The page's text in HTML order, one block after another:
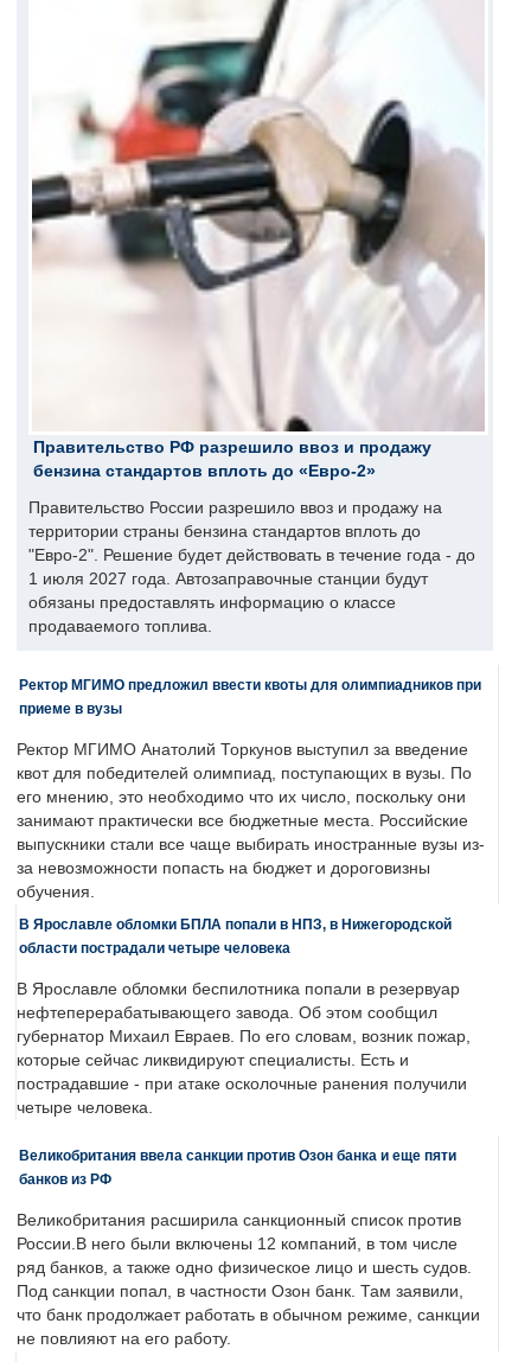
Правительство РФ разрешило ввоз и продажу
бензина стандартов вплоть до «Евро-2»
Правительство России разрешило ввоз и продажу на
территории страны бензина стандартов вплоть до
"Евро-2". Решение будет действовать в течение года - до
1 июля 2027 года. Автозаправочные станции будут
обязаны предоставлять информацию о классе
продаваемого топлива.
Ректор МГИМО предложил ввести квоты для олимпиадников при
приеме в вузы
Ректор МГИМО Анатолий Торкунов выступил за введение
квот для победителей олимпиад, поступающих в вузы. По
его мнению, это необходимо что их число, поскольку они
занимают практически все бюджетные места. Российские
выпускники стали все чаще выбирать иностранные вузы из-
за невозможности попасть на бюджет и дороговизны
обучения.
В Ярославле обломки БПЛА попали в НПЗ, в Нижегородской
области пострадали четыре человека
В Ярославле обломки беспилотника попали в резервуар
нефтеперерабатывающего завода. Об этом сообщил
губернатор Михаил Евраев. По его словам, возник пожар,
которые сейчас ликвидируют специалисты. Есть и
пострадавшие - при атаке осколочные ранения получили
четыре человека.
Великобритания ввела санкции против Озон банка и еще пяти
банков из РФ
Великобритания расширила санкционный список против
России.В него были включены 12 компаний, в том числе
ряд банков, а также одно физическое лицо и шесть судов.
Под санкции попал, в частности Озон банк. Там заявили,
что банк продолжает работать в обычном режиме, санкции
не повлияют на его работу.